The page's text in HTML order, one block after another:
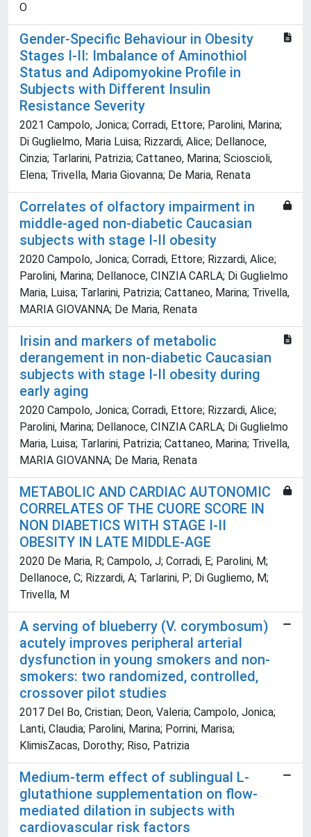
O
Gender-Specific Behaviour in Obesity
Stages I-II: Imbalance of Aminothiol
Status and Adipomyokine Profile in
Subjects with Different Insulin
Resistance Severity
2021 Campolo, Jonica; Corradi, Ettore; Parolini, Marina;
Di Guglielmo, Maria Luisa; Rizzardi, Alice; Dellanoce,
Cinzia; Tarlarini, Patrizia; Cattaneo, Marina; Scioscioli,
Elena; Trivella, Maria Giovanna; De Maria, Renata
Correlates of olfactory impairment in
middle-aged non-diabetic Caucasian
subjects with stage I-II obesity
2020 Campolo, Jonica; Corradi, Ettore; Rizzardi, Alice;
Parolini, Marina; Dellanoce, CINZIA CARLA; Di Guglielmo
Maria, Luisa; Tarlarini, Patrizia; Cattaneo, Marina; Trivella,
MARIA GIOVANNA; De Maria, Renata
Irisin and markers of metabolic
derangement in non-diabetic Caucasian
subjects with stage I-II obesity during
early aging
2020 Campolo, Jonica; Corradi, Ettore; Rizzardi, Alice;
Parolini, Marina; Dellanoce, CINZIA CARLA; Di Guglielmo
Maria, Luisa; Tarlarini, Patrizia; Cattaneo, Marina; Trivella,
MARIA GIOVANNA; De Maria, Renata
METABOLIC AND CARDIAC AUTONOMIC
CORRELATES OF THE CUORE SCORE IN
NON DIABETICS WITH STAGE I-II
OBESITY IN LATE MIDDLE-AGE
2020 De Maria, R; Campolo, J; Corradi, E; Parolini, M;
Dellanoce, C; Rizzardi, A; Tarlarini, P; Di Gugliemo, M;
Trivella, M
A serving of blueberry (V. corymbosum)
acutely improves peripheral arterial
dysfunction in young smokers and non-
smokers: two randomized, controlled,
crossover pilot studies
2017 Del Bo, Cristian; Deon, Valeria; Campolo, Jonica;
Lanti, Claudia; Parolini, Marina; Porrini, Marisa;
KlimisZacas, Dorothy; Riso, Patrizia
Medium-term effect of sublingual L-
glutathione supplementation on flow-
mediated dilation in subjects with
cardiovascular risk factors